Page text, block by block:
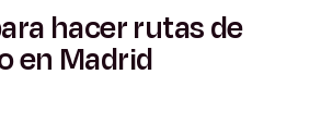
hacer rutas de
en Madrid